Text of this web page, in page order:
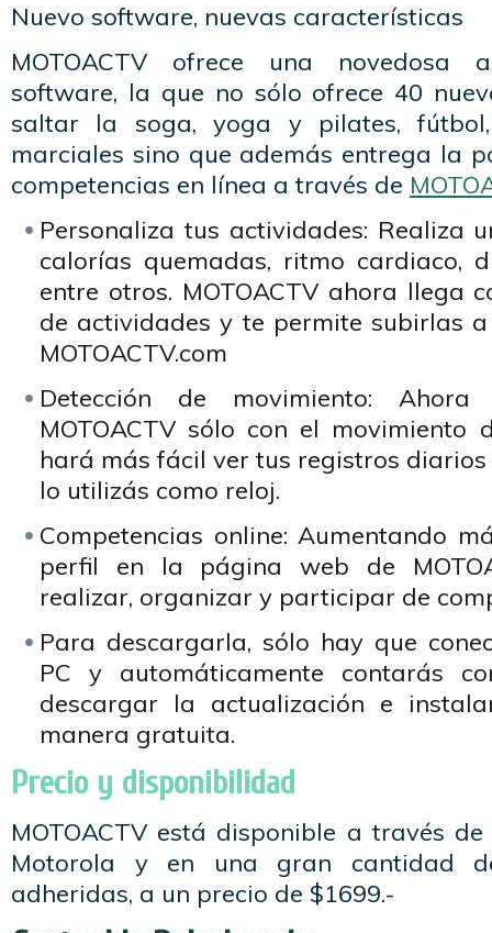
Nuevo software, nuevas características
MOTOACTV ofrece una novedosa
software, la que no sólo ofrece 40
saltar la soga, yoga y pilates,
marciales sino que además entrega la
competencias en línea a través de
Personaliza tus actividades: Realiza
calorías quemadas, ritmo cardiaco,
entre otros. MOTOACTV ahora llega
de actividades y te permite subirlas
MOTOACTV.com
Detección de movimiento:
MOTOACTV sólo con el movimiento
hará más fácil ver tus registros
lo utilizás como reloj.
Competencias online: Aumentando
perfil en la página web de
realizar, organizar y participar de
Para descargarla, sólo hay que
PC y automáticamente contarás
descargar la actualización e
manera gratuita.
Precio y disponibilidad
MOTOACTV está disponible a través
Motorola y en una gran cantidad
adheridas, a un precio de $1699.-